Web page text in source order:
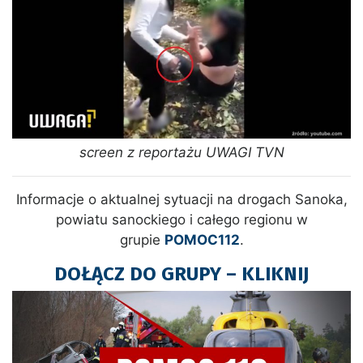
screen z reportażu UWAGI TVN
Informacje o aktualnej sytuacji na drogach Sanoka,
powiatu sanockiego i całego regionu w
grupie POMOC112.
DOŁĄCZ DO GRUPY – KLIKNIJ